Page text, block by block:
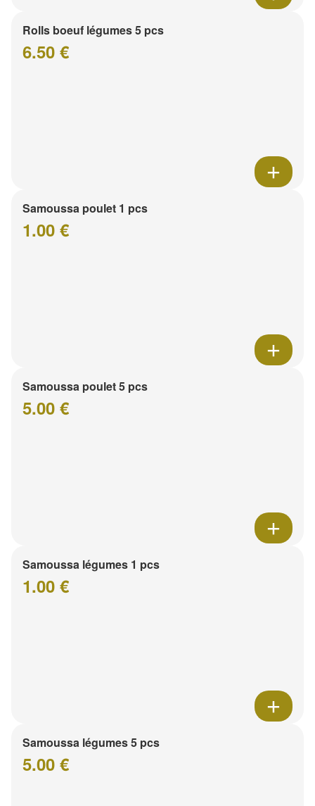
Rolls boeuf légumes 5 pcs
6.50 €
Samoussa poulet 1 pcs
1.00 €
Samoussa poulet 5 pcs
5.00 €
Samoussa légumes 1 pcs
1.00 €
Samoussa légumes 5 pcs
5.00 €